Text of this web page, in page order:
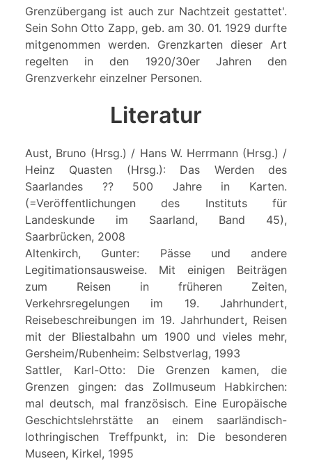
Grenzübergang ist auch zur Nachtzeit gestattet'.
Sein Sohn Otto Zapp, geb. am 30. 01. 1929 durfte
mitgenommen werden. Grenzkarten dieser Art
regelten in den 1920/30er Jahren den
Grenzverkehr einzelner Personen.
Literatur
Aust, Bruno (Hrsg.) / Hans W. Herrmann (Hrsg.) /
Heinz Quasten (Hrsg.): Das Werden des
Saarlandes ?? 500 Jahre in Karten.
(=Veröffentlichungen des Instituts für
Landeskunde im Saarland, Band 45),
Saarbrücken, 2008
Altenkirch, Gunter: Pässe und andere
Legitimationsausweise. Mit einigen Beiträgen
zum Reisen in früheren Zeiten,
Verkehrsregelungen im 19. Jahrhundert,
Reisebeschreibungen im 19. Jahrhundert, Reisen
mit der Bliestalbahn um 1900 und vieles mehr,
Gersheim/Rubenheim: Selbstverlag, 1993
Sattler, Karl-Otto: Die Grenzen kamen, die
Grenzen gingen: das Zollmuseum Habkirchen:
mal deutsch, mal französisch. Eine Europäische
Geschichtslehrstätte an einem saarländisch-
lothringischen Treffpunkt, in: Die besonderen
Museen, Kirkel, 1995